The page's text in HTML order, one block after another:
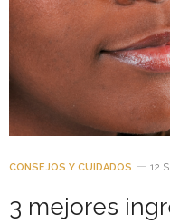
CONSEJOS Y CUIDADOS 12
3 mejores